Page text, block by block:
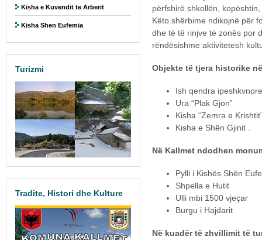
Kisha e Kuvendit te Arberit
Kisha Shen Eufemia
Turizmi
Tradite, Histori dhe Kulture
përfshirë shkollën,
Këto shërbime ndikojnë për
dhe të të rinjve të zonës por
rëndësishme aktivitetesh
Objekte të tjera historike
Ish qendra ipeshkvnore
Ura “Plak Gjon”
Kisha “Zemra e
Kisha e Shën Gjinit .
Në Kallmet ndodhen
Pylli i Kishës Shën
Shpella e Hutit
Ulli mbi 1500 vjeçar
Burgu i Hajdarit
Në kuadër të zhvillimit të